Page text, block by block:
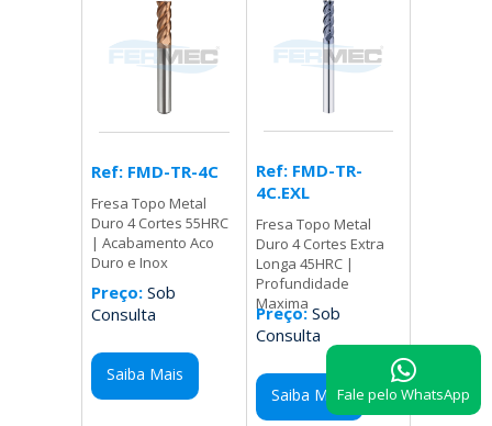
Ref: FMD-TR-4C
Fresa Topo Metal
Duro 4 Cortes 55HRC
| Acabamento Aco
Duro e Inox
Preço: Sob
Consulta
Saiba Mais
Ref: FMD-TR-
4C.EXL
Fresa Topo Metal
Duro 4 Cortes Extra
Longa 45HRC |
Profundidade
Maxima
Preço:Sob
Consulta
Saiba MaisFale pelo WhatsApp